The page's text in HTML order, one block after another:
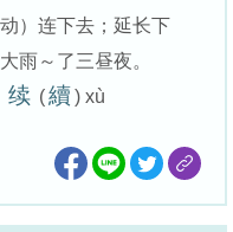
动）连下去；延长下
雨～了三昼夜。
续 (續) xù